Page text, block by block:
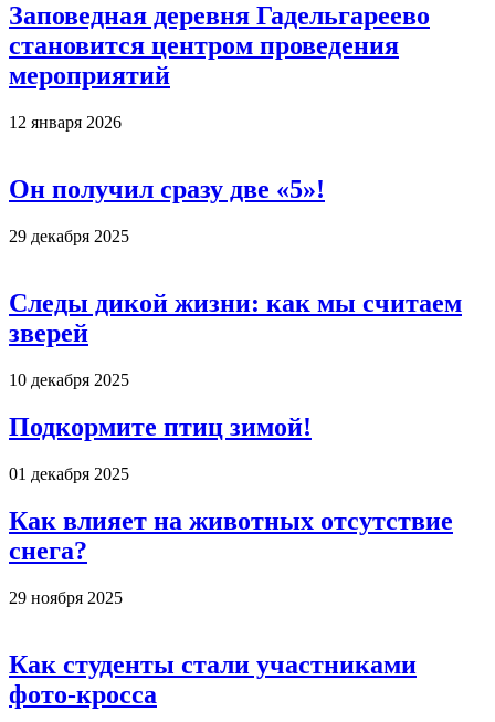
Заповедная деревня Гадельгареево
становится центром проведения
мероприятий
12 января 2026
Он получил сразу две «5»!
29 декабря 2025
Следы дикой жизни: как мы считаем
зверей
10 декабря 2025
Подкормите птиц зимой!
01 декабря 2025
Как влияет на животных отсутствие
снега?
29 ноября 2025
Как студенты стали участниками
фото-кросса